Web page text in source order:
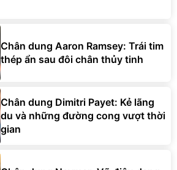
Chân dung Aaron Ramsey: Trái tim
thép ẩn sau đôi chân thủy tinh
Chân dung Dimitri Payet: Kẻ lãng
du và những đường cong vượt thời
gian